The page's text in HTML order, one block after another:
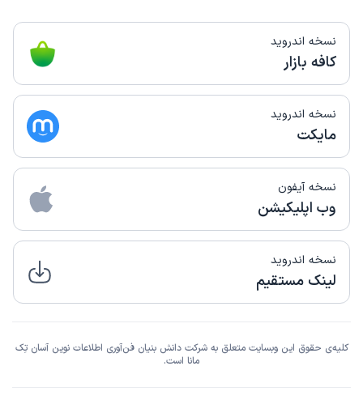
نسخه اندروید
کافه بازار
نسخه اندروید
مایکت
نسخه آیفون
وب اپلیکیشن
نسخه اندروید
لینک مستقیم
کلیه‌ی حقوق این وبسایت متعلق به شرکت دانش بنیان فن‌آوری اطلاعات نوین آسان تِک
مانا است.